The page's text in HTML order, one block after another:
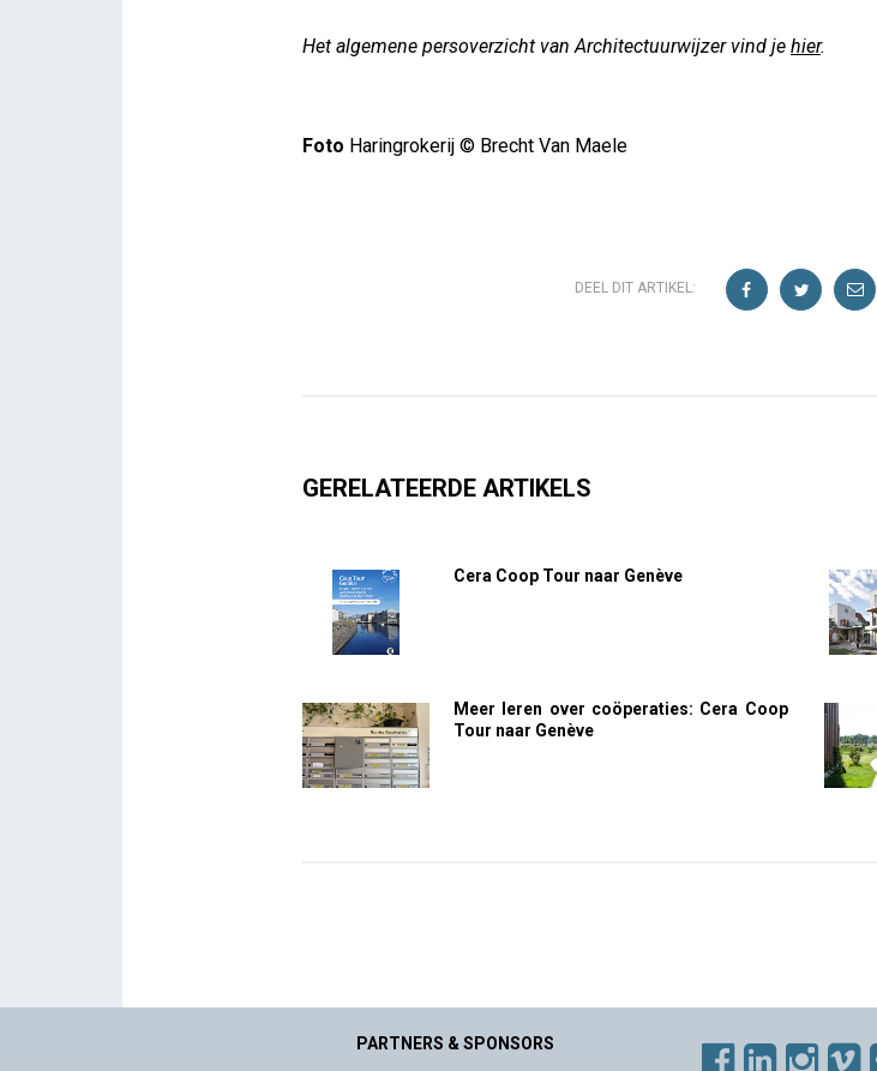
Het algemene persoverzicht van Architectuurwijzer vind je hier.
Foto Haringrokerij © Brecht Van Maele
DEEL DIT ARTIKEL:
GERELATEERDE ARTIKELS
Cera Coop Tour naar Genève
Meer leren over coöperaties: Cera Coop
Tour naar Genève
PARTNERS & SPONSORS